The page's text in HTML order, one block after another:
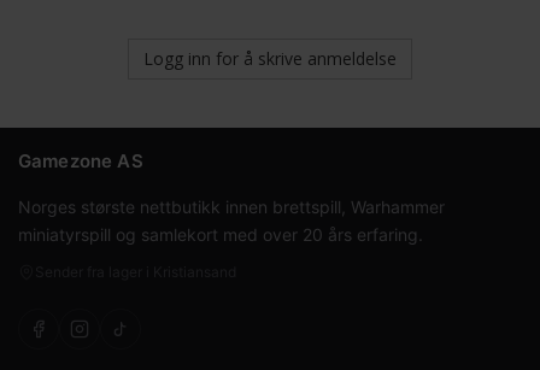
Logg inn for å skrive anmeldelse
Gamezone AS
Norges største nettbutikk innen brettspill, Warhammer
miniatyrspill og samlekort med over 20 års erfaring.